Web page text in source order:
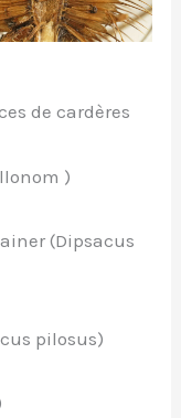
de cardères
)
(Dipsacus
pilosus)